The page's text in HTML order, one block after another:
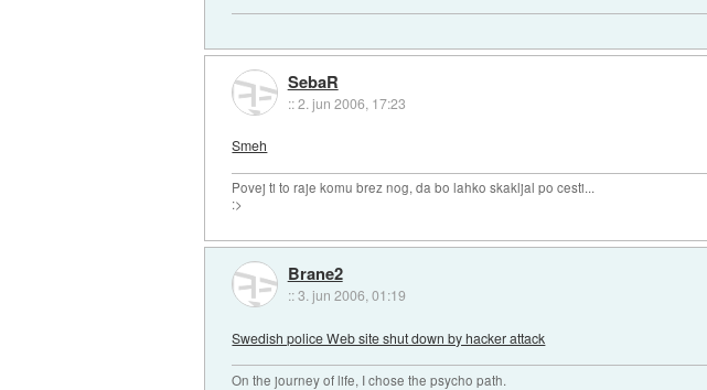
SebaR
::2. jun 2006, 17:23
Smeh
Povej ti to raje komu brez nog, da bo lahko skakljal po cesti...
:>
Brane2
::3. jun 2006, 01:19
Swedish police Web site shut down by hacker attack
On the journey of life, I chose the psycho path.